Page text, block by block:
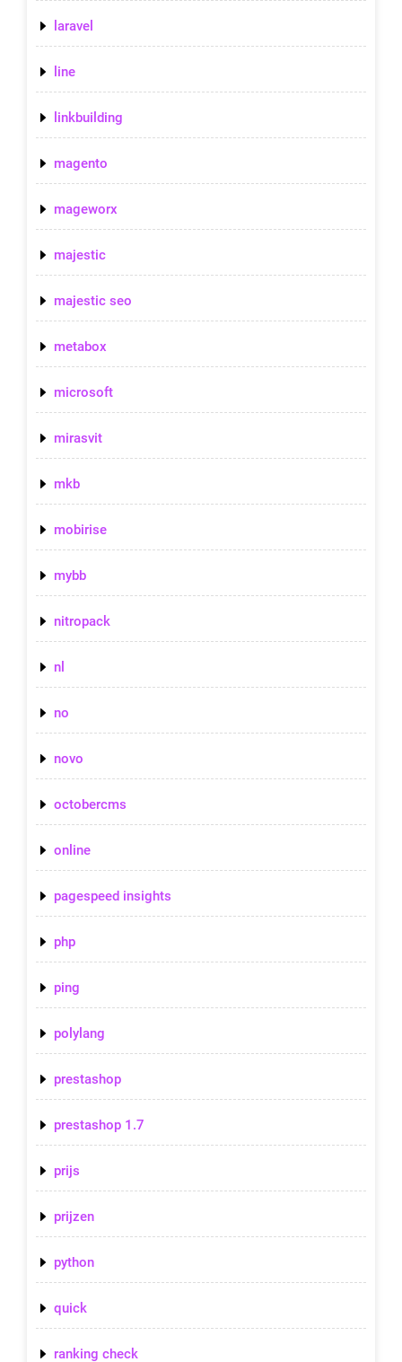
laravel
line
linkbuilding
magento
mageworx
majestic
majestic seo
metabox
microsoft
mirasvit
mkb
mobirise
mybb
nitropack
nl
no
novo
octobercms
online
pagespeed insights
php
ping
polylang
prestashop
prestashop 1.7
prijs
prijzen
python
quick
ranking check